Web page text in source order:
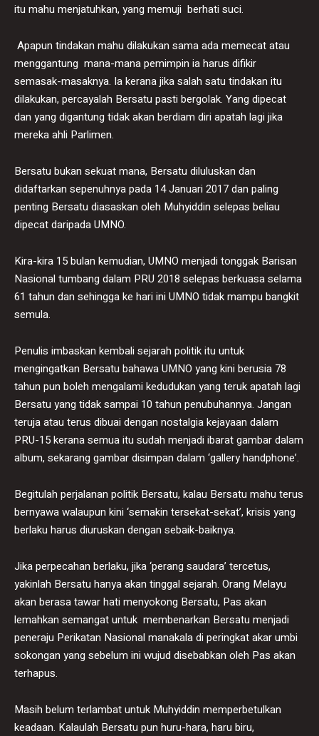
itu mahu menjatuhkan, yang memuji berhati suci.
Apapun tindakan mahu dilakukan sama ada memecat atau
menggantung mana-mana pemimpin ia harus difikir
semasak-masaknya. Ia kerana jika salah satu tindakan itu
dilakukan, percayalah Bersatu pasti bergolak. Yang dipecat
dan yang digantung tidak akan berdiam diri apatah lagi jika
mereka ahli Parlimen.
Bersatu bukan sekuat mana, Bersatu diluluskan dan
didaftarkan sepenuhnya pada 14 Januari 2017 dan paling
penting Bersatu diasaskan oleh Muhyiddin selepas beliau
dipecat daripada UMNO.
Kira-kira 15 bulan kemudian, UMNO menjadi tonggak Barisan
Nasional tumbang dalam PRU 2018 selepas berkuasa selama
61 tahun dan sehingga ke hari ini UMNO tidak mampu bangkit
semula.
Penulis imbaskan kembali sejarah politik itu untuk
mengingatkan Bersatu bahawa UMNO yang kini berusia 78
tahun pun boleh mengalami kedudukan yang teruk apatah lagi
Bersatu yang tidak sampai 10 tahun penubuhannya. Jangan
teruja atau terus dibuai dengan nostalgia kejayaan dalam
PRU-15 kerana semua itu sudah menjadi ibarat gambar dalam
album, sekarang gambar disimpan dalam ‘gallery handphone’.
Begitulah perjalanan politik Bersatu, kalau Bersatu mahu terus
bernyawa walaupun kini ‘semakin tersekat-sekat’, krisis yang
berlaku harus diuruskan dengan sebaik-baiknya.
Jika perpecahan berlaku, jika ‘perang saudara’ tercetus,
yakinlah Bersatu hanya akan tinggal sejarah. Orang Melayu
akan berasa tawar hati menyokong Bersatu, Pas akan
lemahkan semangat untuk membenarkan Bersatu menjadi
peneraju Perikatan Nasional manakala di peringkat akar umbi
sokongan yang sebelum ini wujud disebabkan oleh Pas akan
terhapus.
Masih belum terlambat untuk Muhyiddin memperbetulkan
keadaan. Kalaulah Bersatu pun huru-hara, haru biru,